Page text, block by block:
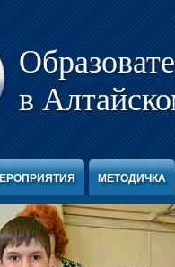
в
МЕТОДИЧКА